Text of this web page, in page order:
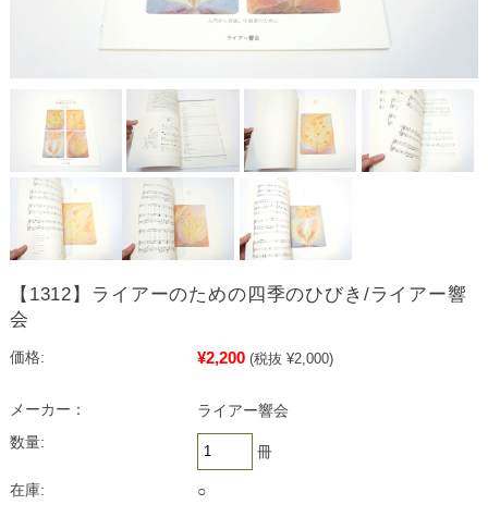
【1312】ライアーのための四季のひびき/ライアー響
会
価格: ¥2,200 (税抜 ¥2,000)
メーカー：
ライアー響会
数量:
冊
在庫: ○